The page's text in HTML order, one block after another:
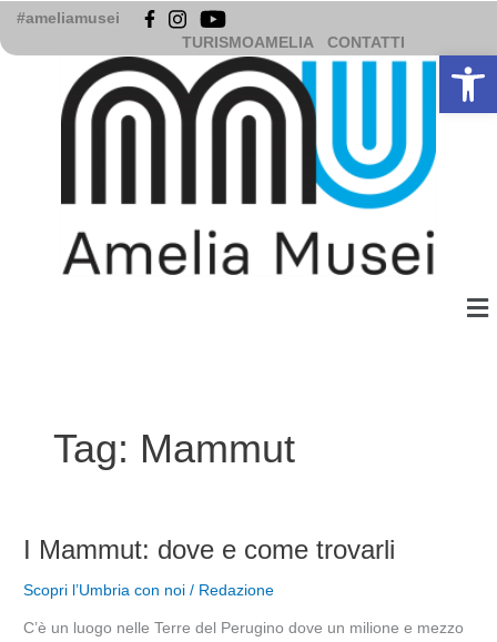
Vai
contenuto
#ameliamusei
TURISMOAMELIA
CONTATTI
Tag: Mammut
I Mammut: dove e come trovarli
Scopri l’Umbria con noi / Redazione
C’è un luogo nelle Terre del Perugino dove un milione e mezzo
I
dove
Apri la